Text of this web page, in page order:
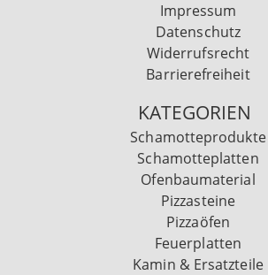
Impressum
Datenschutz
Widerrufsrecht
Barrierefreiheit
KATEGORIEN
Schamotteprodukte
Schamotteplatten
Ofenbaumaterial
Pizzasteine
Pizzaöfen
Feuerplatten
Kamin & Ersatzteile